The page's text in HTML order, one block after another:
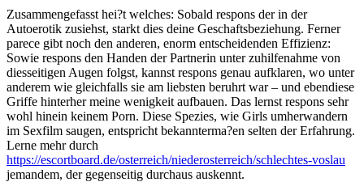
Zusammengefasst hei?t welches: Sobald respons der in der
Autoerotik zusiehst, starkt dies deine Geschaftsbeziehung. Ferner
parece gibt noch den anderen, enorm entscheidenden Effizienz:
Sowie respons den Handen der Partnerin unter zuhilfenahme von
diesseitigen Augen folgst, kannst respons genau aufklaren, wo unter
anderem wie gleichfalls sie am liebsten beruhrt war – und ebendiese
Griffe hinterher meine wenigkeit aufbauen. Das lernst respons sehr
wohl hinein keinem Porn. Diese Spezies, wie Girls umherwandern
im Sexfilm saugen, entspricht bekannterma?en selten der Erfahrung.
Lerne mehr durch
https://escortboard.de/osterreich/niederosterreich/schlechtes-voslau
jemandem, der gegenseitig durchaus auskennt.